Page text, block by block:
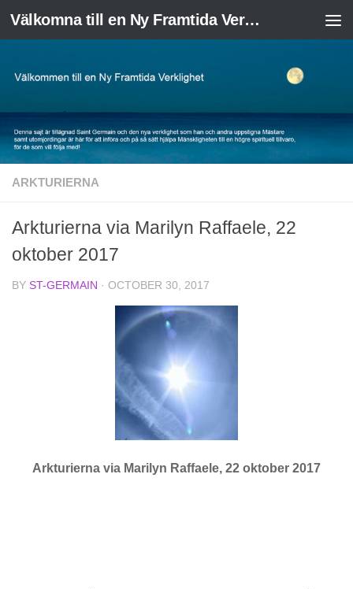
Skip to content Välkomna till en Ny Framtida Verklighet
ARKTURIERNA
Arkturierna via Marilyn Raffaele, 22
oktober 2017
BY ST-GERMAIN · OCTOBER 30, 2017
Arkturierna via Marilyn Raffaele, 22 oktober 2017